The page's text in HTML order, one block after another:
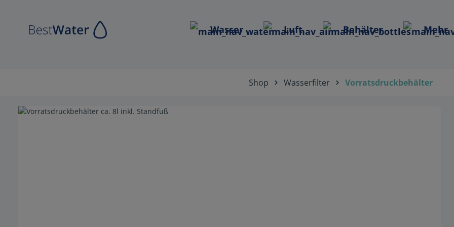
Wasser Luft Behälter Mehr
Shop Wasserfilter Vorratsdruckbehälter
Bildergalerie überspringen